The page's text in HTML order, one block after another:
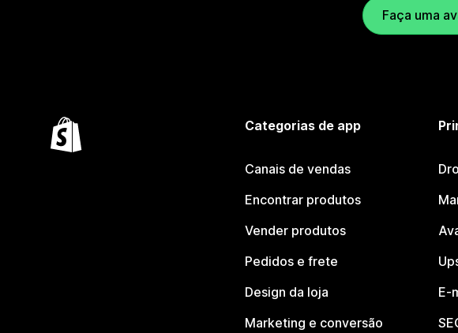
Faça uma
Categorias de app
Canais de vendas
Encontrar produtos
Vender produtos
Pedidos e frete
Design da loja
Marketing e conversão
E-